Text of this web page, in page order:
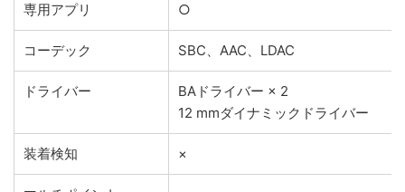
専用アプリ ○
コーデック SBC、AAC、LDAC
ドライバー
BAドライバー × 2
12 mmダイナミックドライバー
装着検知 ×